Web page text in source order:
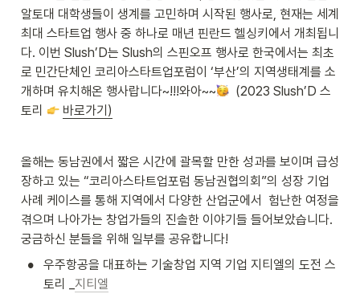
알토대 대학생들이 생계를 고민하며 시작된 행사로, 현재는 세계
최대 스타트업 행사 중 하나로 매년 핀란드 헬싱키에서 개최됩니
다. 이번 Slush’D는 Slush의 스핀오프 행사로 한국에서는 최초
로 민간단체인 코리아스타트업포럼이 ‘부산’의 지역생태계를 소
개하며 유치해온 행사랍니다~!!!와아~~
  (2023 Slush’D 스
토리
바로가기)
올해는 동남권에서 짧은 시간에 괄목할 만한 성과를 보이며 급성
장하고 있는 “코리아스타트업포럼 동남권협의회”의 성장 기업
사례 케이스를 통해 지역에서 다양한 산업군에서  험난한 여정을
겪으며 나아가는 창업가들의 진솔한 이야기들 들어보았습니다.
궁금하신 분들을 위해 일부를 공유합니다!
•
우주항공을 대표하는 기술창업 지역 기업 지티엘의 도전 스
토리 _ 지티엘